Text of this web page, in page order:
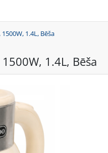
1.4L, Bēša
1.4L, Bēša